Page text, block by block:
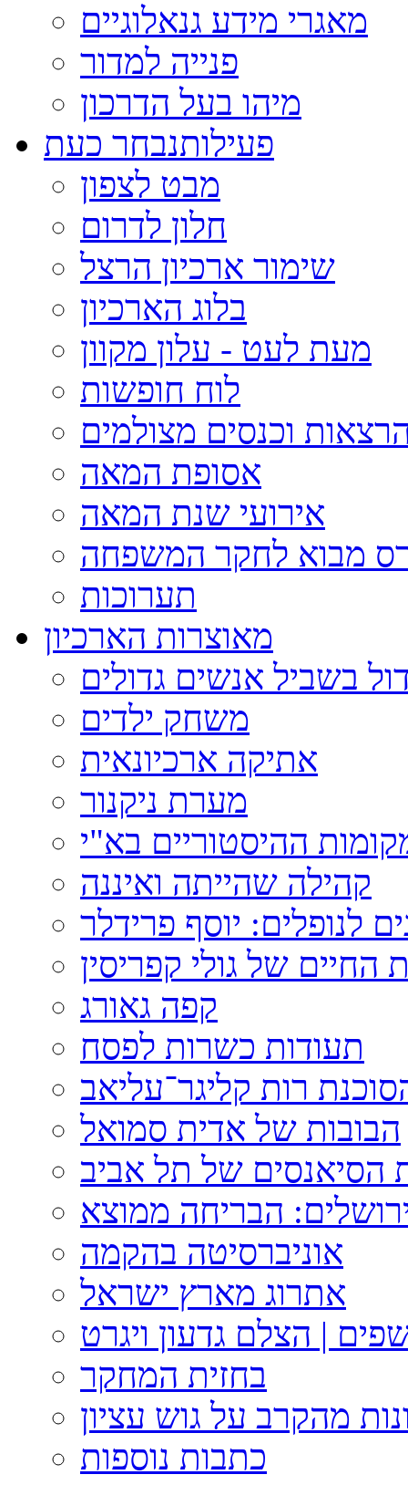
מאגרי מידע גנאלוגיים
פנייה למדור
מיהו בעל הדרכון
פעילותנבחר כעת
מבט לצפון
חלון לדרום
שימור ארכיון הרצל
בלוג הארכיון
מעת לעט - עלון מקוון
לוח חופשות
וכנסים מצולמים
אסופת המאה
אירועי שנת המאה
מבוא לחקר המשפחה
תערוכות
מאוצרות הארכיון
בשביל אנשים גדולים
משחק ילדים
אתיקה ארכיונאית
מערת ניקנור
ההיסטוריים בא"י
קהילה שהייתה ואיננה
לנופלים: יוסף פרידלר
החיים של גולי קפריסין
קפה גאורג
תעודות כשרות לפסח
רות קליגר־עליאב
הבובות של אדית סמואל
של תל אביב
הבריחה ממוצא
אוניברסיטה בהקמה
אתרוג מארץ ישראל
| הצלם גדעון ויגרט
בחזית המחקר
מהקרב על גוש עציון
כתבות נוספות